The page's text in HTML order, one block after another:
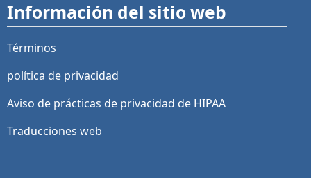
Información del sitio web
Términos
política de privacidad
Aviso de prácticas de privacidad de HIPAA
Traducciones web